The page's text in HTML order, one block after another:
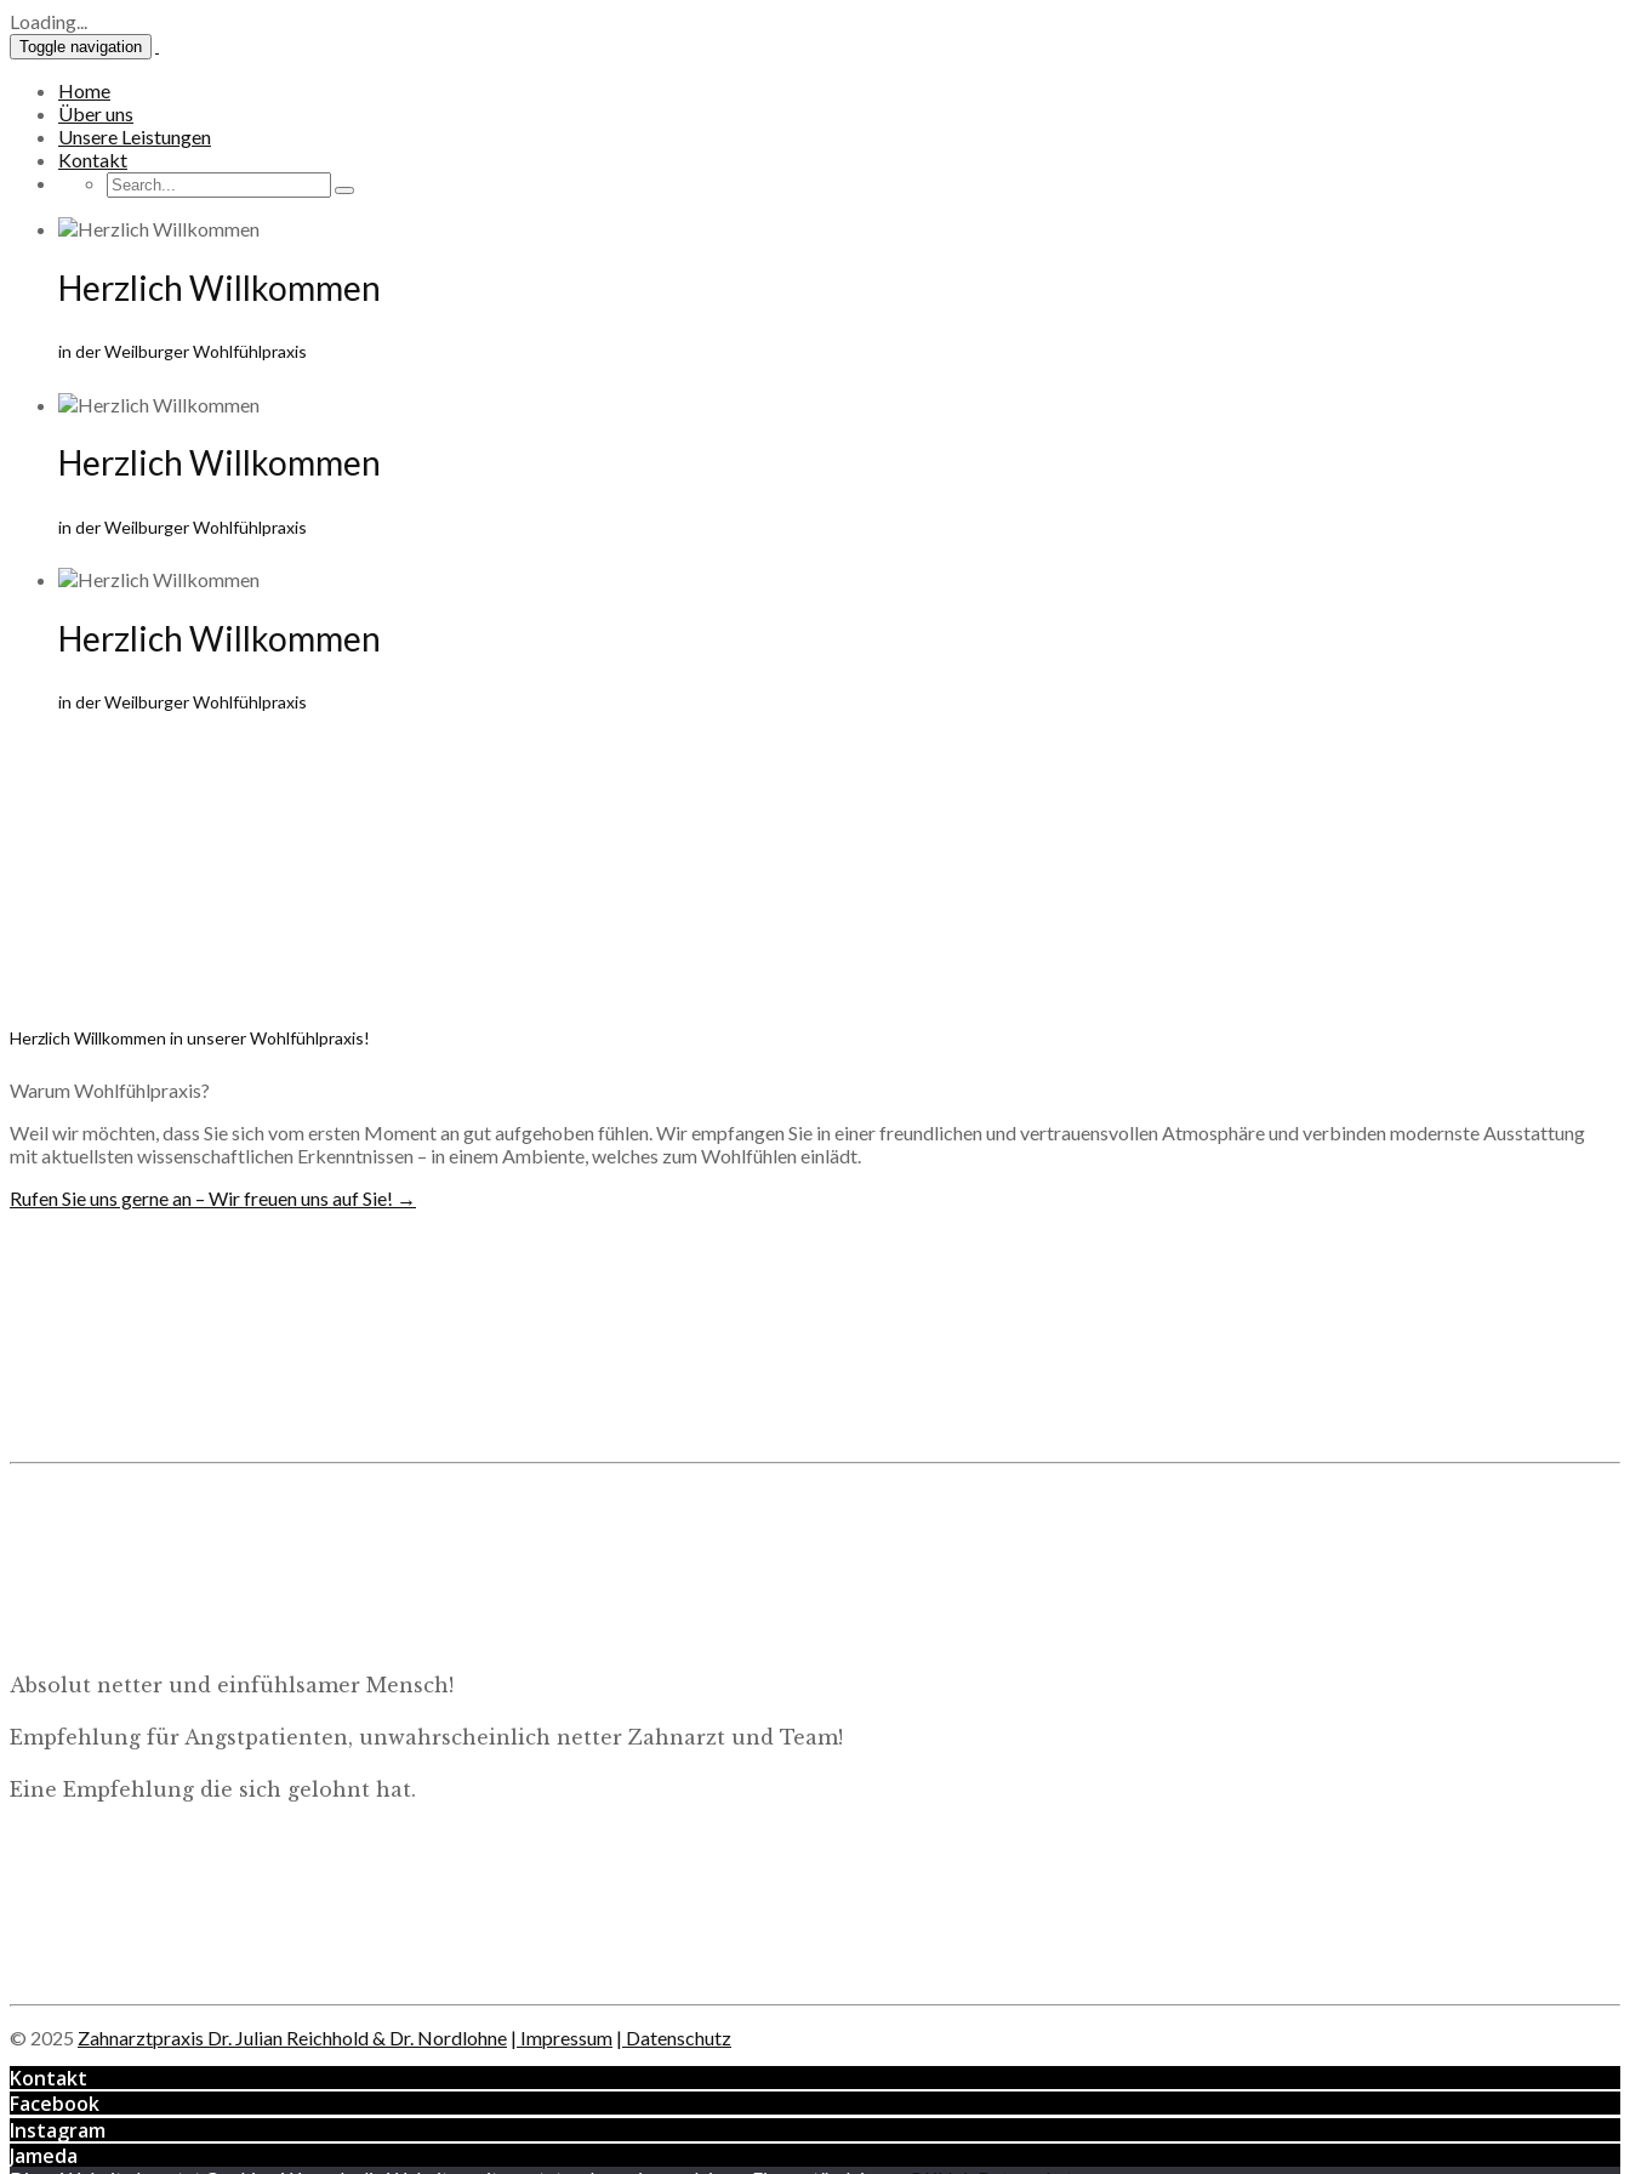
Loading...
Toggle navigation
Home
Über uns
Unsere Leistungen
Kontakt
Herzlich Willkommen
in der Weilburger Wohlfühlpraxis
Herzlich Willkommen
in der Weilburger Wohlfühlpraxis
Herzlich Willkommen
in der Weilburger Wohlfühlpraxis
Herzlich Willkommen in unserer Wohlfühlpraxis!
Warum Wohlfühlpraxis?
Weil wir möchten, dass Sie sich vom ersten Moment an gut aufgehoben fühlen. Wir empfangen Sie in einer freundlichen und vertrauensvollen Atmosphäre und verbinden modernste Ausstattung
mit aktuellsten wissenschaftlichen Erkenntnissen – in einem Ambiente, welches zum Wohlfühlen einlädt.
Rufen Sie uns gerne an – Wir freuen uns auf Sie! →
Absolut netter und einfühlsamer Mensch!
Empfehlung für Angstpatienten, unwahrscheinlich netter Zahnarzt und Team!
Eine Empfehlung die sich gelohnt hat.
© 2025 Zahnarztpraxis Dr. Julian Reichhold & Dr. Nordlohne | Impressum | Datenschutz
Kontakt
Facebook
Instagram
Jameda